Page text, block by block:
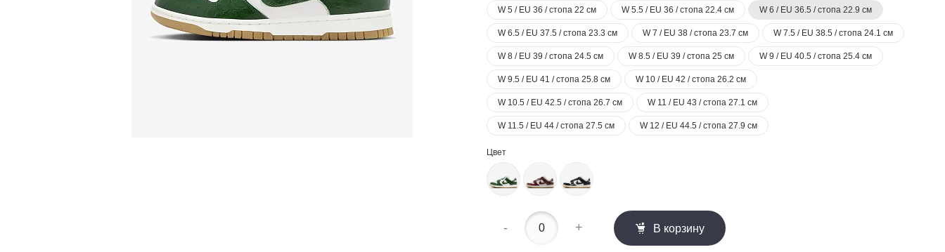
W 5 / EU 36 / стопа 22 см
W 5.5 / EU 36 / стопа 22.4 см W 6 / EU 36.5 / стопа 22.9 см
W 6.5 / EU 37.5 / стопа 23.3 см W 7 / EU 38 / стопа 23.7 см W 7.5 / EU 38.5 / стопа 24.1 см
W 8 / EU 39 / стопа 24.5 см W 8.5 / EU 39 / стопа 25 см W 9 / EU 40.5 / стопа 25.4 см
W 9.5 / EU 41 / стопа 25.8 см W 10 / EU 42 / стопа 26.2 см
W 10.5 / EU 42.5 / стопа 26.7 см W 11 / EU 43 / стопа 27.1 см
W 11.5 / EU 44 / стопа 27.5 см W 12 / EU 44.5 / стопа 27.9 см
Цвет
- + В корзину